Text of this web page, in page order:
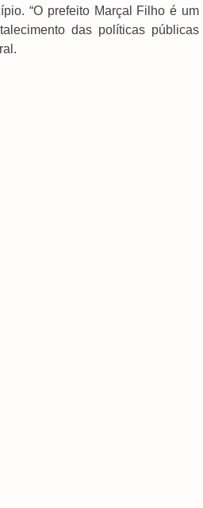
“O prefeito Marçal Filho é um
das políticas públicas